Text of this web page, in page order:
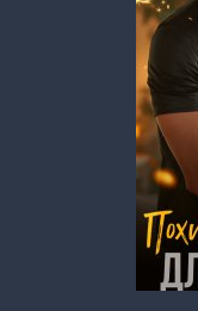
РЕБРОВА)